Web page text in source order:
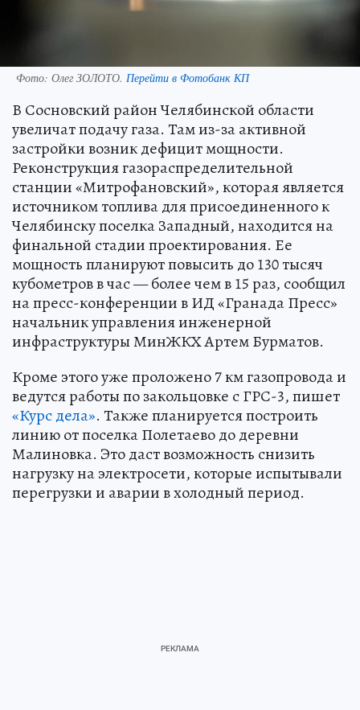
Фото: Олег ЗОЛОТО. Перейти в Фотобанк КП
В Сосновский район Челябинской области
увеличат подачу газа. Там из-за активной
застройки возник дефицит мощности.
Реконструкция газораспределительной
станции «Митрофановский», которая является
источником топлива для присоединенного к
Челябинску поселка Западный, находится на
финальной стадии проектирования. Ее
мощность планируют повысить до 130 тысяч
кубометров в час — более чем в 15 раз, сообщил
на пресс-конференции в ИД «Гранада Пресс»
начальник управления инженерной
инфраструктуры МинЖКХ Артем Бурматов.
Кроме этого уже проложено 7 км газопровода и
ведутся работы по закольцовке с ГРС-3, пишет
«Курс дела». Также планируется построить
линию от поселка Полетаево до деревни
Малиновка. Это даст возможность снизить
нагрузку на электросети, которые испытывали
перегрузки и аварии в холодный период.